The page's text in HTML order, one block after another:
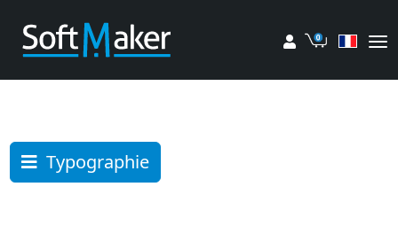
Mon compte
Panier
Typographie